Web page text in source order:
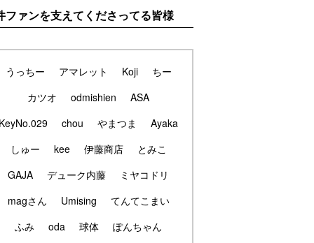
ファンを支えてくださってる皆様
うっちー アマレット Koji
ちー
カツオ
odmishien
ASA
chou やまつま
Ayaka
しゅー
kee 伊藤商店
とみこ
GAJA
デューク内藤
ミヤコドリ
magさん
Umising
てんてこまい
ふみ
oda 球体 ぽんちゃん